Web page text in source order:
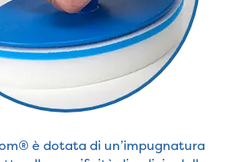
è dotata di un’impugnatura